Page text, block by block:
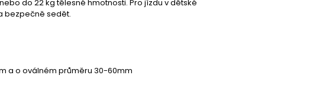
do 22 kg tělesné hmotnosti. Pro jízdu v dětské
bezpečně sedět.
a o oválném průměru 30-60mm